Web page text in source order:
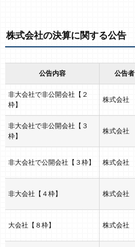
株式会社の決算に関する公告
公告内容 公告者
非大会社で非公開会社【２
枠】
株式会社
非大会社で非公開会社【３
枠】
株式会社
非大会社で公開会社【３枠】 株式会社
非大会社【４枠】 株式会社
大会社【８枠】 株式会社